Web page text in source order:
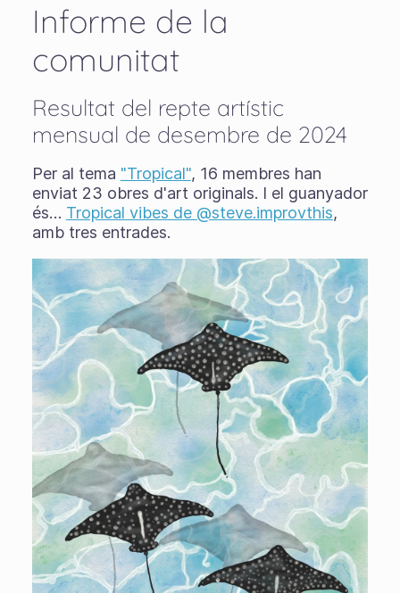
Informe de la
comunitat
Resultat del repte artístic
mensual de desembre de 2024
Per al tema "Tropical", 16 membres han
enviat 23 obres d'art originals. I el guanyador
és… Tropical vibes de @steve.improvthis,
amb tres entrades.